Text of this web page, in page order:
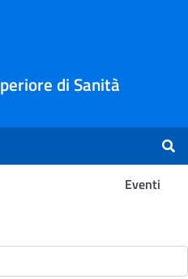
di Sanità
Eventi
Ricerca -